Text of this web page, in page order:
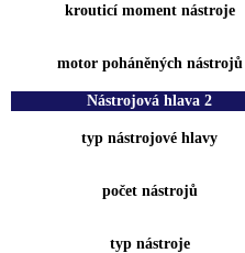
krouticí moment nástroje
motor poháněných nástrojů
Nástrojová hlava 2
typ nástrojové hlavy
počet nástrojů
typ nástroje